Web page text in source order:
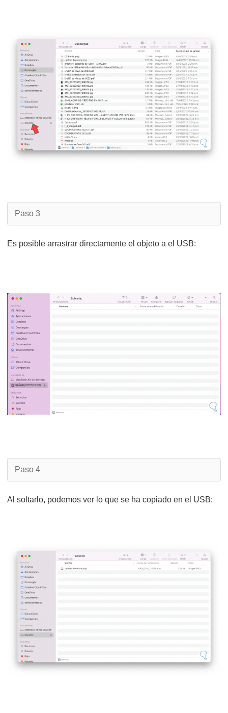
Paso 3
Es posible arrastrar directamente el objeto a el USB:
Paso 4
Al soltarlo, podemos ver lo que se ha copiado en el USB: